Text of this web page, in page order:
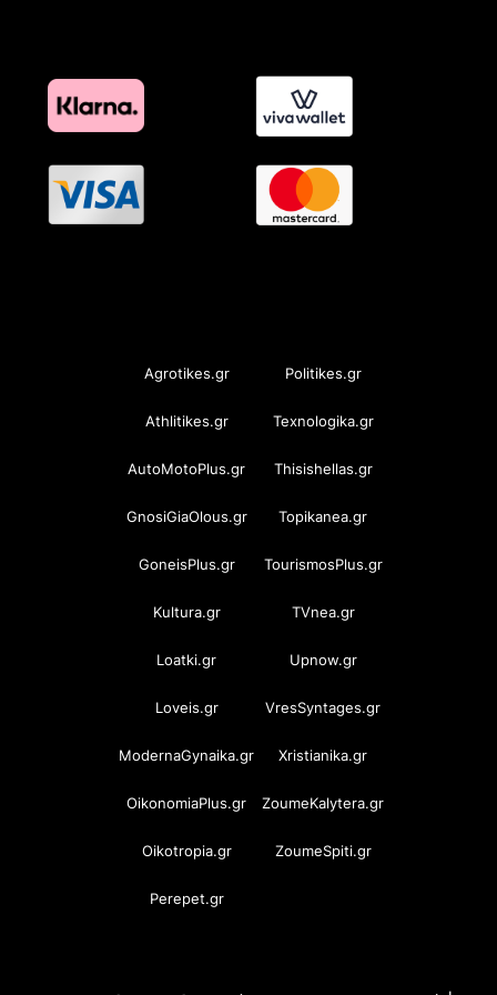
Agrotikes.gr Politikes.gr
Athlitikes.gr Texnologika.gr
AutoMotoPlus.gr Thisishellas.gr
GnosiGiaOlous.gr Topikanea.gr
GoneisPlus.gr TourismosPlus.gr
Kultura.gr TVnea.gr
Loatki.gr Upnow.gr
Loveis.gr VresSyntages.gr
ModernaGynaika.gr Xristianika.gr
OikonomiaPlus.gr ZoumeKalytera.gr
Oikotropia.gr ZoumeSpiti.gr
Perepet.gr